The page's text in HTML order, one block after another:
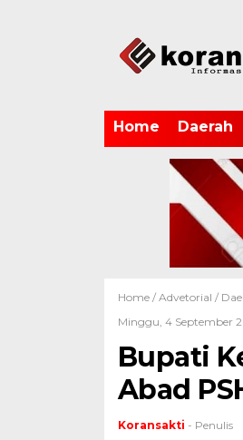
Home Daerah
Home / Advetorial /
Minggu, 4 September
Bupati
Abad
Koransakti - Penulis